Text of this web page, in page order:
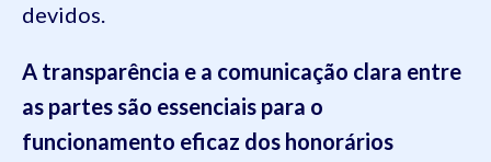
devidos.
A transparência e a comunicação clara entre
as partes são essenciais para o
funcionamento eficaz dos honorários